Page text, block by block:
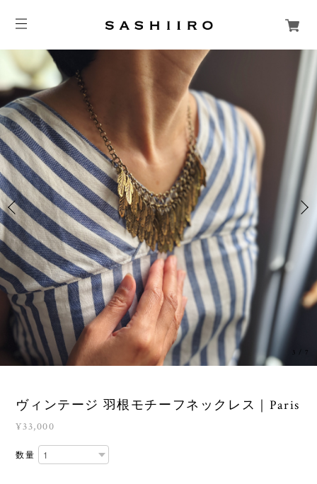
3 7
ヴィンテージ 羽根モチーフネックレス｜Paris
¥33,000
数量